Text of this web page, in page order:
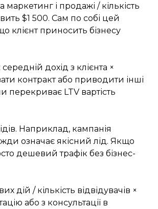
і продажі / кількість
$1 500. Сам по собі цей
клієнт приносить бізнесу
дохід з клієнта ×
контракт або приводити інші
перекриває LTV вартість
Наприклад, кампанія
означає якісний лід. Якщо
дешевий трафік без бізнес-
дій / кількість відвідувачів ×
або з консультації в